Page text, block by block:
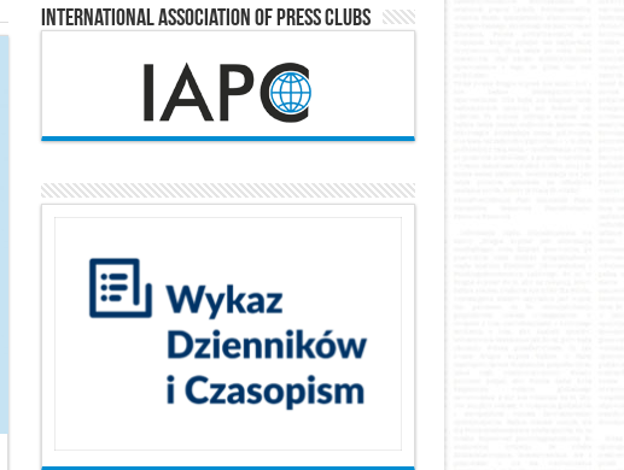
International Association of Press Clubs